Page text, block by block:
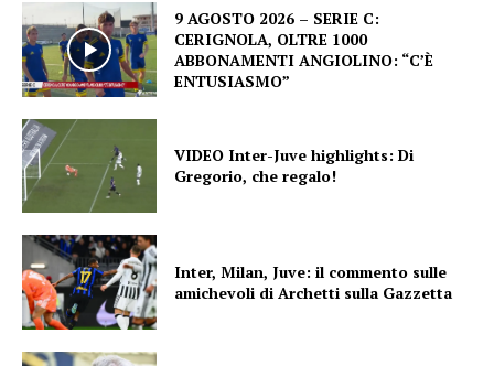
9 AGOSTO 2026 – SERIE C:
CERIGNOLA, OLTRE 1000
ABBONAMENTI ANGIOLINO: “C’È
ENTUSIASMO”
VIDEO Inter-Juve highlights: Di
Gregorio, che regalo!
Inter, Milan, Juve: il commento sulle
amichevoli di Archetti sulla Gazzetta